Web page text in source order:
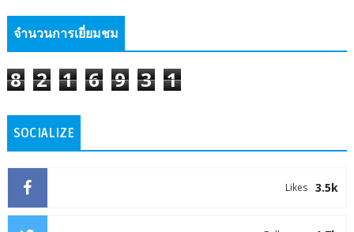
จำนวนการเยี่ยมชม
8 2 1 6 9 3 1
SOCIALIZE
3.5k
Likes